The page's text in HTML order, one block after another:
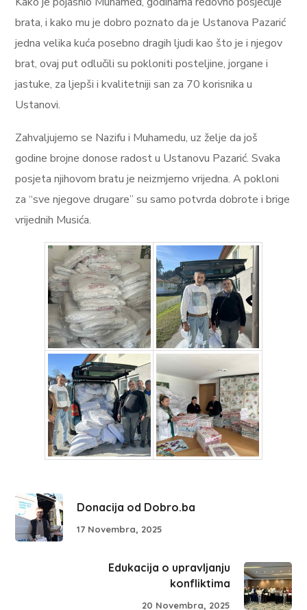
brata, i kako mu je dobro poznato da je Ustanova Pazarić
jedna velika kuća posebno dragih ljudi kao što je i njegov
brat, ovaj put odlučili su pokloniti posteljine, jorgane i
jastuke, za ljepši i kvalitetniji san za 70 korisnika u
Ustanovi.
Zahvaljujemo se Nazifu i Muhamedu, uz želje da još
godine brojne donose radost u Ustanovu Pazarić. Svaka
posjeta njihovom bratu je neizmjerno vrijedna. A pokloni
za “sve njegove drugare” su samo potvrda dobrote i brige
vrijednih Musića.
Donacija od Dobro.ba
17 Novembra, 2025
Edukacija o upravljanju
konfliktima
20 Novembra, 2025